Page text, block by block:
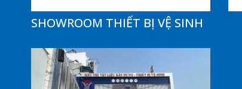
SHOWROOM THIẾT BỊ VỆ SINH